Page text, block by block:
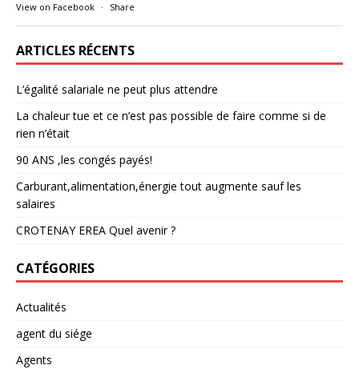
View on Facebook · Share
ARTICLES RÉCENTS
L’égalité salariale ne peut plus attendre
La chaleur tue et ce n’est pas possible de faire comme si de
rien n’était
90 ANS ,les congés payés!
Carburant,alimentation,énergie tout augmente sauf les
salaires
CROTENAY EREA Quel avenir ?
CATÉGORIES
Actualités
agent du siége
Agents